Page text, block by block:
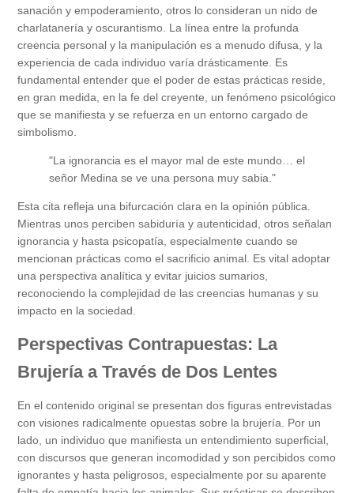
sanación y empoderamiento, otros lo consideran un nido de
charlatanería y oscurantismo. La línea entre la profunda
creencia personal y la manipulación es a menudo difusa, y la
experiencia de cada individuo varía drásticamente. Es
fundamental entender que el poder de estas prácticas reside,
en gran medida, en la fe del creyente, un fenómeno psicológico
que se manifiesta y se refuerza en un entorno cargado de
simbolismo.
"La ignorancia es el mayor mal de este mundo… el
señor Medina se ve una persona muy sabia."
Esta cita refleja una bifurcación clara en la opinión pública.
Mientras unos perciben sabiduría y autenticidad, otros señalan
ignorancia y hasta psicopatía, especialmente cuando se
mencionan prácticas como el sacrificio animal. Es vital adoptar
una perspectiva analítica y evitar juicios sumarios,
reconociendo la complejidad de las creencias humanas y su
impacto en la sociedad.
Perspectivas Contrapuestas: La
Brujería a Través de Dos Lentes
En el contenido original se presentan dos figuras entrevistadas
con visiones radicalmente opuestas sobre la brujería. Por un
lado, un individuo que manifiesta un entendimiento superficial,
con discursos que generan incomodidad y son percibidos como
ignorantes y hasta peligrosos, especialmente por su aparente